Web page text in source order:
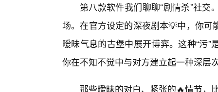
第八款软件我们聊聊“剧情杀”社
场。在官方设定的深夜剧本💡中，你
暧昧气息的古堡中展开博弈。这种“污
你在不知不觉中与对方建立起一种深层
那些暧昧的对白、紧张的🔥情节，